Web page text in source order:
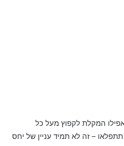
המקלת לקפוץ מעל כל
– זה לא תמיד עניין של יחס